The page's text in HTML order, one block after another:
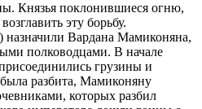
Князья поклонившиеся огню,
эту борьбу.
Вардана Мамиконяна,
полководцами. В начале
грузины и
разбита, Мамиконяну
которых разбил